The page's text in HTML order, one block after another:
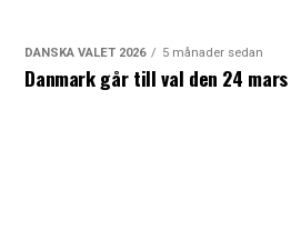
DANSKA VALET 2026 5 månader sedan
Danmark går till val den 24 mars